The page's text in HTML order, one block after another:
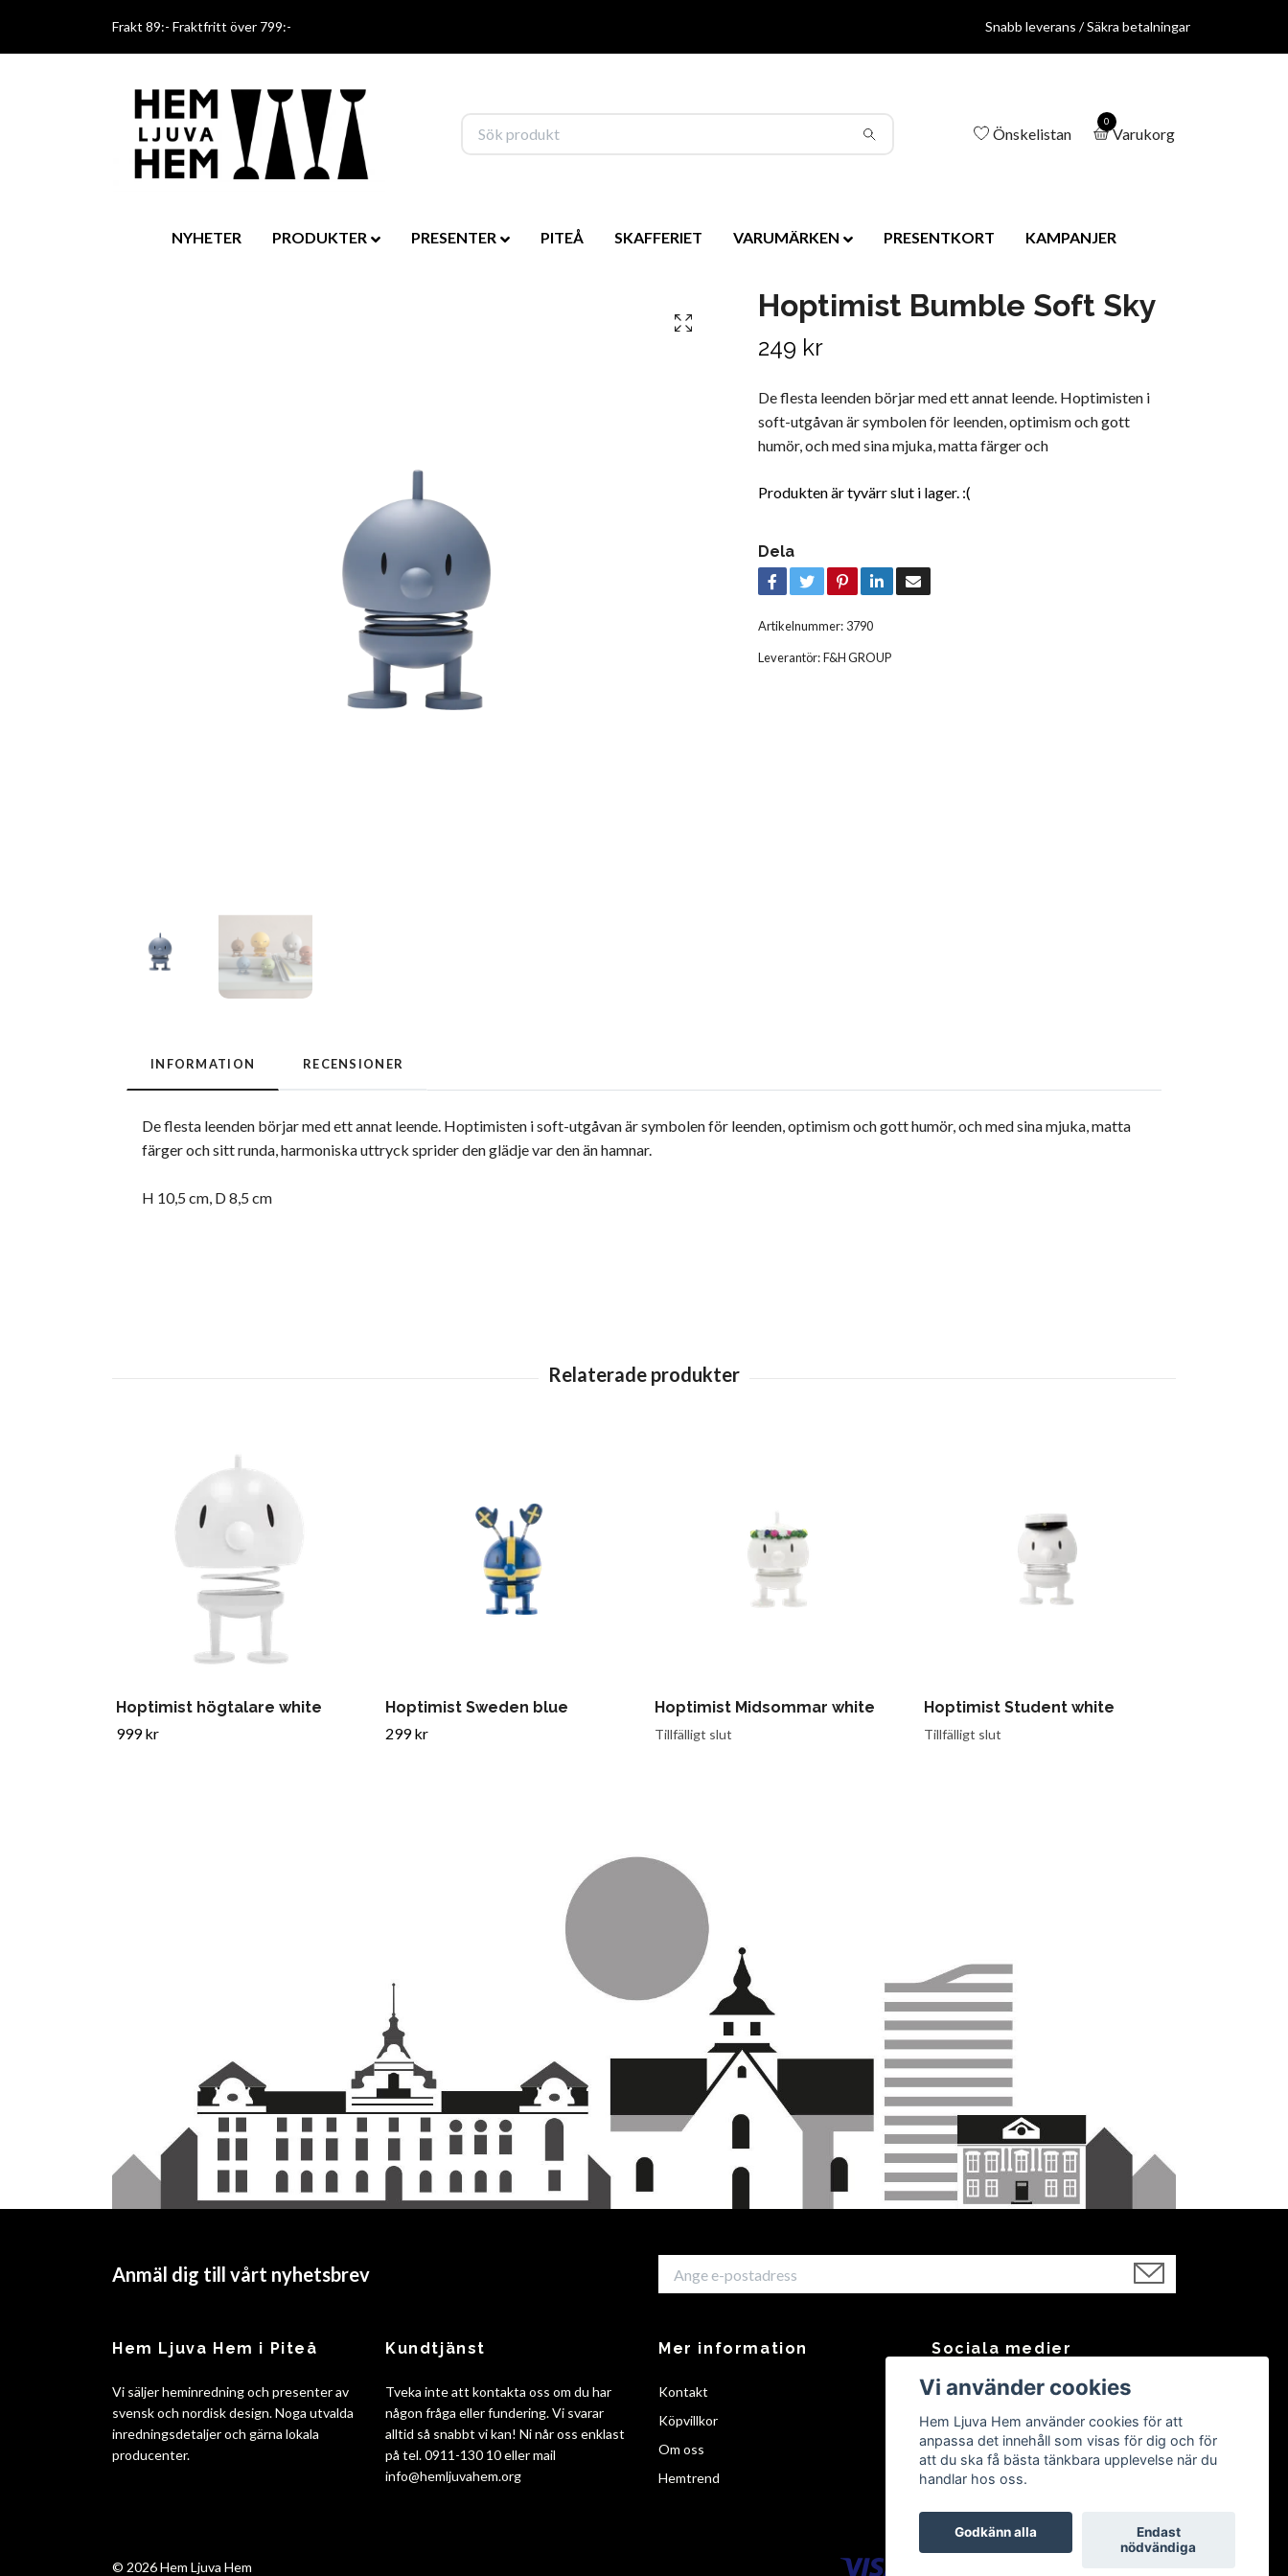
Frakt 89:- Fraktfritt över 799:- Snabb leverans / Säkra betalningar
Önskelistan
0
Varukorg
NYHETER PRODUKTER PRESENTER PITEÅ SKAFFERIET VARUMÄRKEN PRESENTKORT KAMPANJER
Hoptimist Bumble Soft Sky
249 kr
De flesta leenden börjar med ett annat leende. Hoptimisten i
soft-utgåvan är symbolen för leenden, optimism och gott
humör, och med sina mjuka, matta färger och
Produkten är tyvärr slut i lager. :(
Dela
Artikelnummer: 3790
Leverantör:F&H GROUP
INFORMATION RECENSIONER
De flesta leenden börjar med ett annat leende. Hoptimisten i soft-utgåvan är symbolen för leenden, optimism och gott humör, och med sina mjuka, matta
färger och sitt runda, harmoniska uttryck sprider den glädje var den än hamnar.
H 10,5 cm, D 8,5 cm
Hoptimist högtalare white
999 kr
Hoptimist Sweden blue
299 kr
Hoptimist Midsommar white
Tillfälligt slut
Hoptimist Student white
Tillfälligt slut
Anmäl dig till vårt nyhetsbrev
Hem Ljuva Hem i Piteå
Vi säljer heminredning och presenter av
svensk och nordisk design. Noga utvalda
inredningsdetaljer och gärna lokala
producenter.
Kundtjänst
Tveka inte att kontakta oss om du har
någon fråga eller fundering. Vi svarar
alltid så snabbt vi kan! Ni når oss enklast
på tel. 0911-130 10 eller mail
info@hemljuvahem.org
Mer information
Kontakt
Köpvillkor
Om oss
Hemtrend
Sociala medier
Facebook
Instagram
© 2026 Hem Ljuva Hem
Vi använder cookies
Hem Ljuva Hem använder cookies för att
anpassa det innehåll som visas för dig och för
att du ska få bästa tänkbara upplevelse när du
handlar hos oss.
Godkänn alla
Endast
nödvändiga